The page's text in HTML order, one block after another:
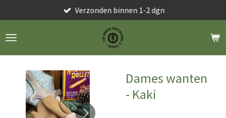
direct
naar
Verzonden binnen 1-2 dgn
Dames wanten
- Kaki